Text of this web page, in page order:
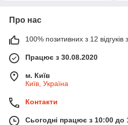
Про нас
100% позитивних з 12 відгуків
Працює з 30.08.2020
м. Київ
Київ, Україна
Контакти
Сьогодні працює з 10:00 до